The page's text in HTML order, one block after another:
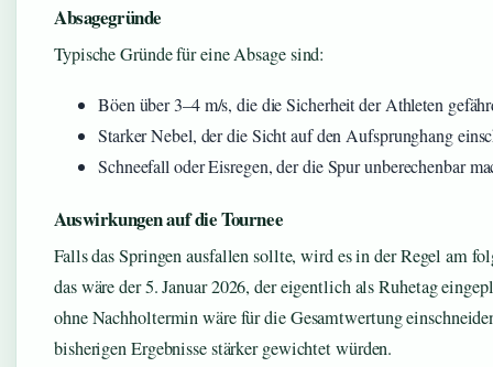
Absagegründe
Typische Gründe für eine Absage sind:
Böen über 3–4 m/s, die die Sicherheit der Athleten
Starker Nebel, der die Sicht auf den Aufsprunghang
Schneefall oder Eisregen, der die Spur unberechenbar
Auswirkungen auf die Tournee
Falls das Springen ausfallen sollte, wird es in der Regel am
das wäre der 5. Januar 2026, der eigentlich als Ruhetag
ohne Nachholtermin wäre für die Gesamtwertung
bisherigen Ergebnisse stärker gewichtet würden.